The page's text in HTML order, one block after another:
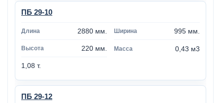
ПБ 29-10
2880 мм. 995 мм.
220 мм. 0,43 м3
1,08 т.
ПБ 29-12